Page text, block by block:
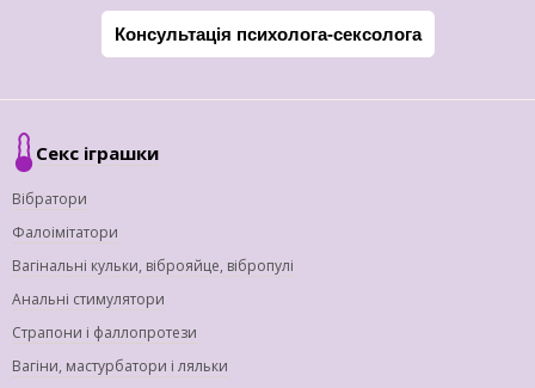
Консультація психолога-сексолога
Секс іграшки
Вібратори
Фалоімітатори
Вагінальні кульки, віброяйце, вібропулі
Анальні стимулятори
Страпони і фаллопротези
Вагіни, мастурбатори і ляльки